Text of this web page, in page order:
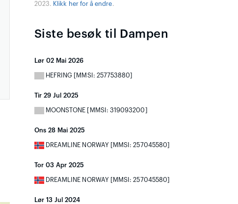
2023. Klikk her for å endre.
Siste besøk til Dampen
Lør 02 Mai 2026
HEFRING [MMSI: 257753880]
Tir 29 Jul 2025
MOONSTONE [MMSI: 319093200]
Ons 28 Mai 2025
DREAMLINE NORWAY [MMSI: 257045580]
Tor 03 Apr 2025
DREAMLINE NORWAY [MMSI: 257045580]
Lør 13 Jul 2024